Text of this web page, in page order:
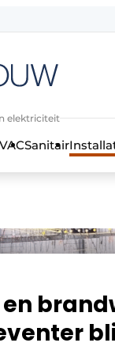
elektriciteit
Sanitair